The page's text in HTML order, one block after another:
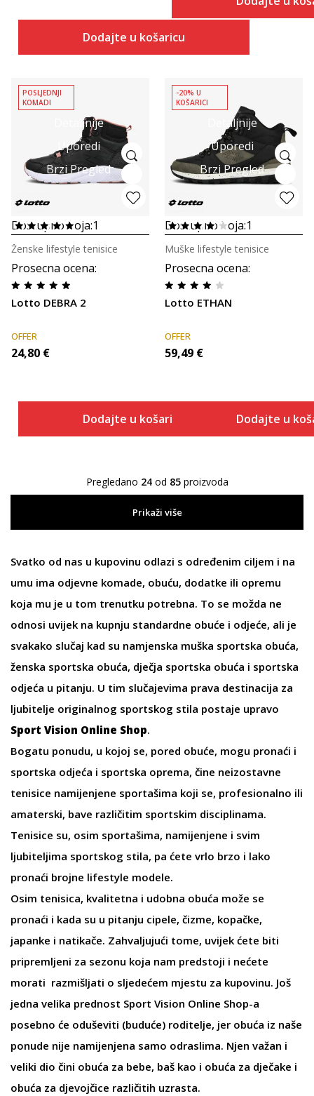
Dodajte u košaricu
Detaljnije
Uporedi
Brzi Pregled
POSLJEDNJI
KOMADI
Dostupno boja:1
Prosecna ocena:
Lotto DEBRA 2
Ženske lifestyle tenisice
OFFER
24,80 €
Dodajte u košaricu
Detaljnije
Uporedi
Brzi Pregled
-20% U
KOŠARICI
Dostupno boja:1
Prosecna ocena:
Lotto ETHAN
Muške lifestyle tenisice
OFFER
59,49 €
Dodajte u
Pregledano 24od 85proizvoda
Prikaži više
Svatko od nas u kupovinu odlazi s određenim ciljem i na
umu ima odjevne komade, obuću, dodatke ili opremu
koja mu je u tom trenutku potrebna. To se možda ne
odnosi uvijek na kupnju standardne obuće i odjeće, ali je
svakako slučaj kad su namjenska muška sportska obuća,
ženska sportska obuća, dječja sportska obuća i sportska
odjeća u pitanju. U tim slučajevima prava destinacija za
ljubitelje originalnog sportskog stila postaje upravo
Sport Vision Online Shop.
Bogatu ponudu, u kojoj se, pored obuće, mogu pronaći i
sportska odjeća i sportska oprema, čine neizostavne
tenisice namijenjene sportašima koji se, profesionalno ili
amaterski, bave različitim sportskim disciplinama.
Tenisice su, osim sportašima, namijenjene i svim
ljubiteljima sportskog stila, pa ćete vrlo brzo i lako
pronaći brojne lifestyle modele.
Osim tenisica, kvalitetna i udobna obuća može se
pronaći i kada su u pitanju cipele, čizme, kopačke,
japanke i natikače. Zahvaljujući tome, uvijek ćete biti
pripremljeni za sezonu koja nam predstoji i nećete
morati razmišljati o sljedećem mjestu za kupovinu. Još
jedna velika prednost Sport Vision Online Shop-a
posebno će oduševiti (buduće) roditelje, jer obuća iz naše
ponude nije namijenjena samo odraslima. Njen važan i
veliki dio čini obuća za bebe, baš kao i obuća za dječake i
obuća za djevojčice različitih uzrasta.